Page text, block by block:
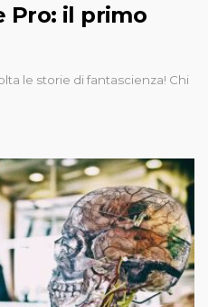
Pro: il primo
le storie di fantascienza! Chi